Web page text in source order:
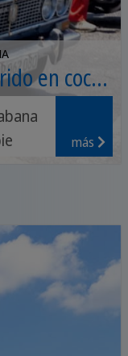
en coche
más